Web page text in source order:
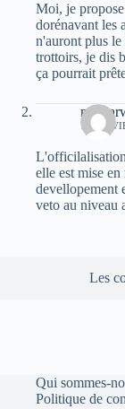
Moi, je
dorénavant les
n'auront plus
trottoirs, je dis
ça pourrait
moh
14
elle est mise
devellopement
veto au niveau
Les
Qui sommes-
Politique de